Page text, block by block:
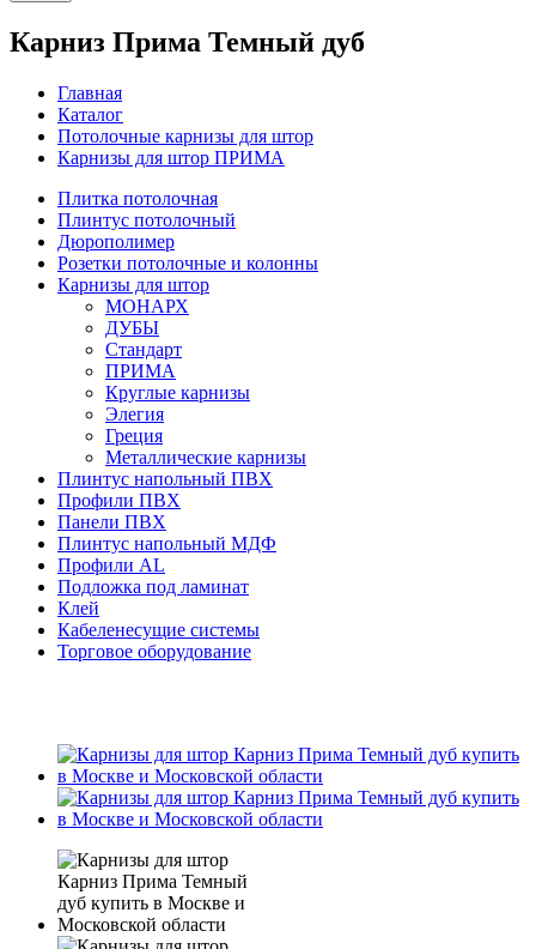
Карниз Прима Темный дуб
Главная
Каталог
Потолочные карнизы для штор
Карнизы для штор ПРИМА
Плитка потолочная
Плинтус потолочный
Дюрополимер
Розетки потолочные и колонны
Карнизы для штор
МОНАРХ
ДУБЫ
Стандарт
ПРИМА
Круглые карнизы
Элегия
Греция
Металлические карнизы
Плинтус напольный ПВХ
Профили ПВХ
Панели ПВХ
Плинтус напольный МДФ
Профили AL
Подложка под ламинат
Клей
Кабеленесущие системы
Торговое оборудование